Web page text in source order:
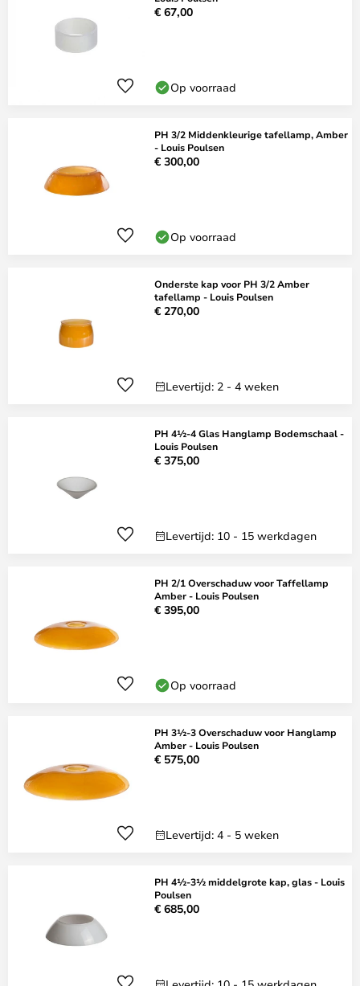
€ 67,00
Op voorraad
PH 3/2 Middenkleurige tafellamp, Amber
- Louis Poulsen
€ 300,00
Op voorraad
Onderste kap voor PH 3/2 Amber
tafellamp - Louis Poulsen
€ 270,00
Levertijd: 2 - 4 weken
PH 4½-4 Glas Hanglamp Bodemschaal -
Louis Poulsen
€ 375,00
Levertijd: 10 - 15 werkdagen
PH 2/1 Overschaduw voor Taffellamp
Amber - Louis Poulsen
€ 395,00
Op voorraad
PH 3½-3 Overschaduw voor Hanglamp
Amber - Louis Poulsen
€ 575,00
Levertijd: 4 - 5 weken
PH 4½-3½ middelgrote kap, glas - Louis
Poulsen
€ 685,00